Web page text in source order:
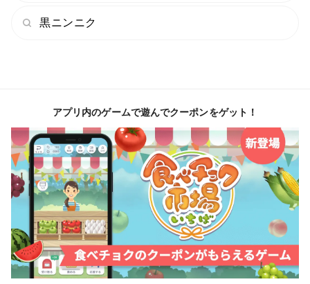
黒ニンニク
アプリ内のゲームで遊んでクーポンをゲット！